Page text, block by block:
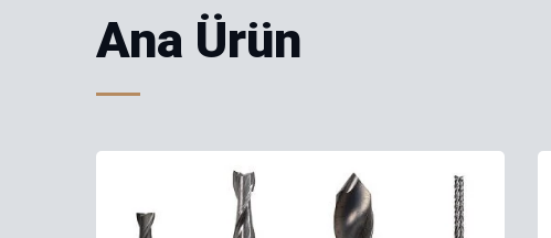
Ana Ürün